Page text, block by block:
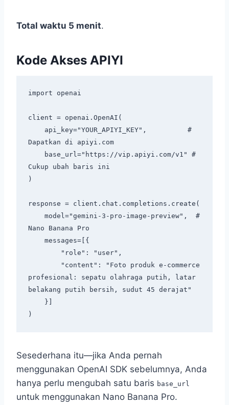
Total waktu 5 menit.
Kode Akses APIYI
import openai
client = openai.OpenAI(
Dapatkan di apiyi.com
Cukup ubah baris ini
)
response = client.chat.completions.create(
Nano Banana Pro
profesional: sepatu olahraga putih, latar
belakang putih bersih, sudut 45 derajat"
Sesederhana itu—jika Anda pernah
menggunakan OpenAI SDK sebelumnya, Anda
hanya perlu mengubah satu baris base_url
untuk menggunakan Nano Banana Pro.